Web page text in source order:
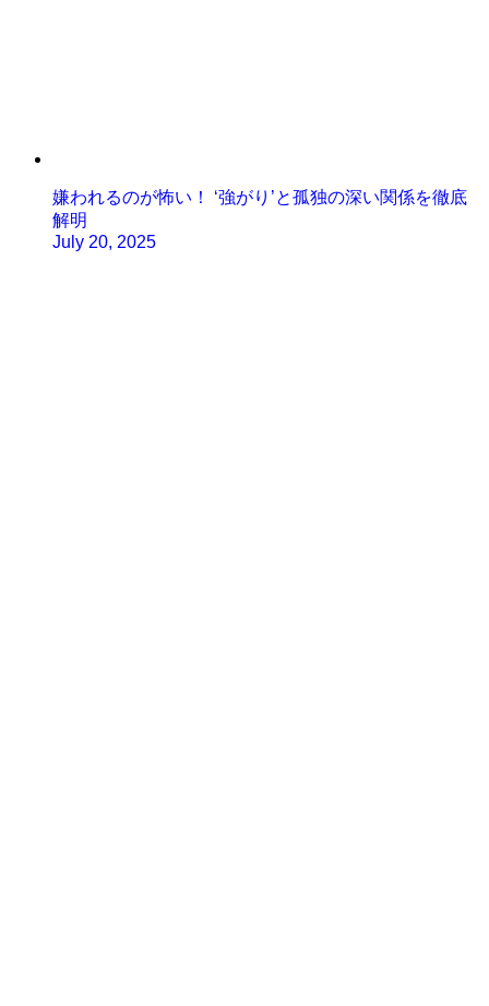
嫌われるのが怖い！ ‘強がり’と孤独の深い関係を徹底
解明
July 20, 2025